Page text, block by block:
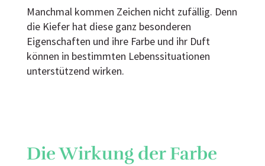
Manchmal kommen Zeichen nicht zufällig. Denn
die Kiefer hat diese ganz besonderen
Eigenschaften und ihre Farbe und ihr Duft
können in bestimmten Lebenssituationen
unterstützend wirken.
Die Wirkung der Farbe